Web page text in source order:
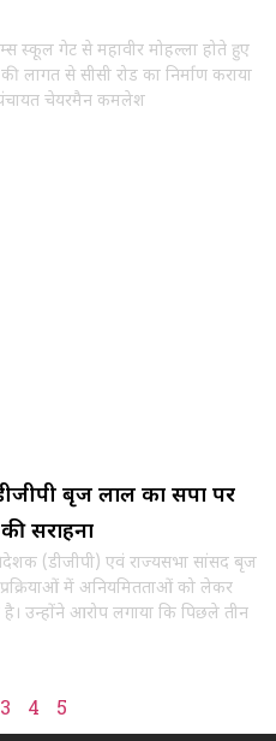
स्कूल गेट से महावीर मोहल्ला होते हुए
लागत से सीसी रोड का निर्माण कराया
पंचायत चेयरमैन कमलेश
बृज लाल का सपा पर
सराहना
(डीजीपी) एवं राज्यसभा सांसद बृज
में अनियमितताओं को लेकर
है। उन्होंने आरोप लगाया कि पिछले तीन
3 4 5